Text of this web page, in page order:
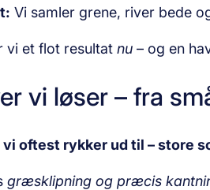
Vi samler grene, river bede
vi et flot resultat nu– og en
vi løser – fra
oftest rykker ud til – store
græsklipning og præcis